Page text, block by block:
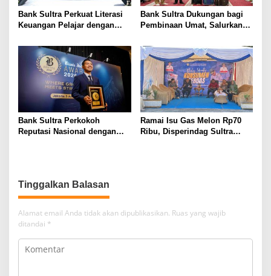
Bank Sultra Perkuat Literasi
Keuangan Pelajar dengan
SimPel di Kota Kendari
Bank Sultra Dukungan bagi
Pembinaan Umat, Salurkan
Juta kepada MUI Sultra
Bank Sultra Perkokoh
Reputasi Nasional dengan
Ramai Isu Gas Melon Rp70
Ribu, Disperindag Sultra
Tinggalkan Balasan
Alamat email Anda tidak akan dipublikasikan. Ruas yang wajib
ditandai *